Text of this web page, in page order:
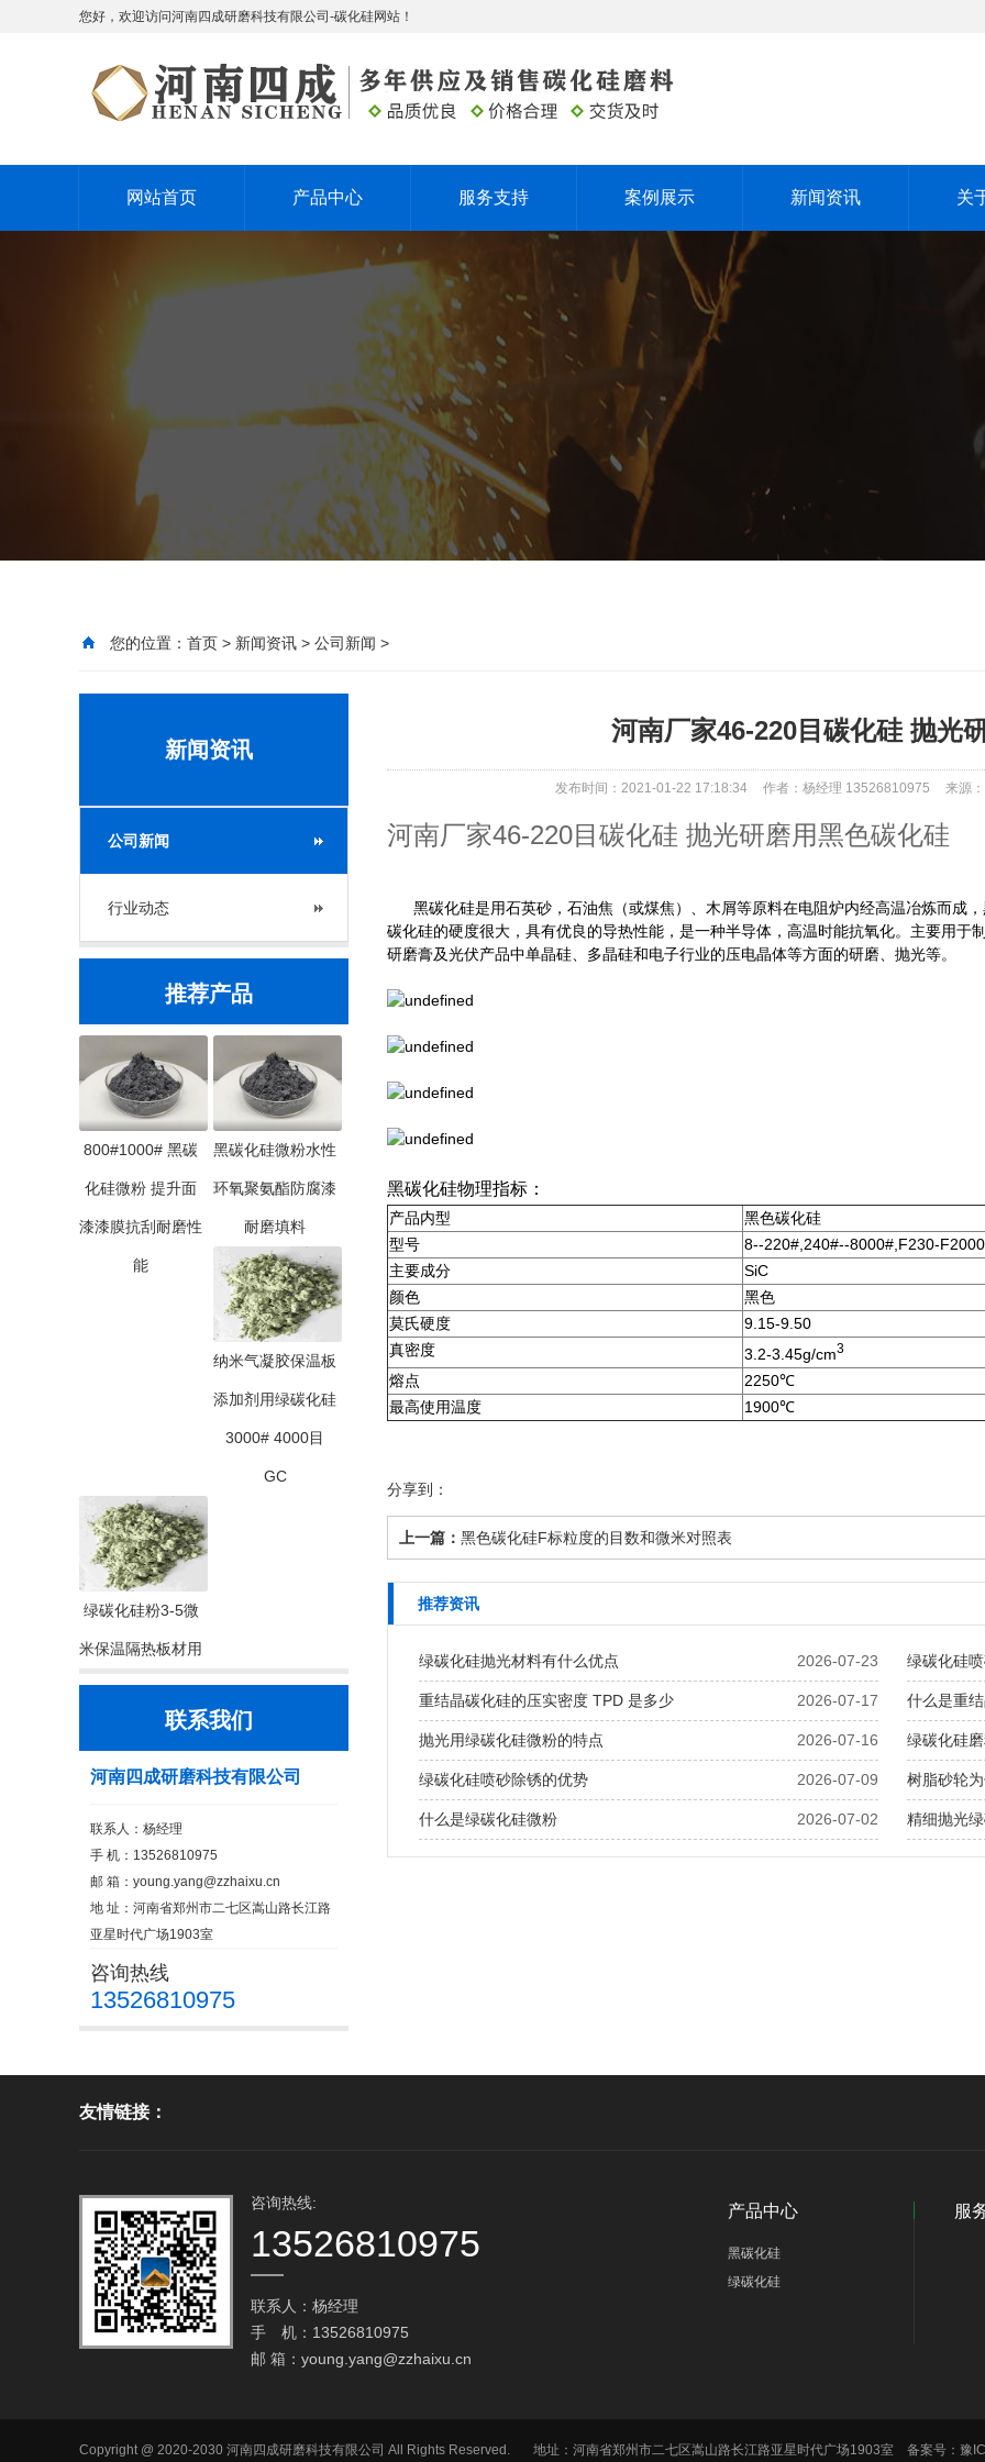
您好，欢迎访问河南四成研磨科技有限公司-碳化硅网站！
网站首页 产品中心 服务支持 案例展示 新闻资讯 关
您的位置： 首页 > 新闻资讯 > 公司新闻 >
新闻资讯
公司新闻
行业动态
推荐产品
800#1000# 黑碳
化硅微粉 提升面
漆漆膜抗刮耐磨性
能
黑碳化硅微粉水性
环氧聚氨酯防腐漆
耐磨填料
纳米气凝胶保温板
添加剂用绿碳化硅
3000# 4000目
GC
绿碳化硅粉3-5微
米保温隔热板材用
联系我们
河南四成研磨科技有限公司
联系人：杨经理
手 机：13526810975
邮 箱： young.yang@zzhaixu.cn
地 址：河南省郑州市二七区嵩山路长江路
亚星时代广场1903室
咨询热线
13526810975
河南厂家46-220目碳化硅 抛光
发布时间：2021-01-22 17:18:34 作者：杨经理 13526810975 来源
河南厂家46-220目碳化硅 抛光研磨用黑色碳化硅
黑碳化硅是用石英砂，石油焦（或煤焦）、木屑等原料在电阻炉内经高温冶炼而成
碳化硅的硬度很大，具有优良的导热性能，是一种半导体，高温时能抗氧化。主要用于
研磨膏及光伏产品中单晶硅、多晶硅和电子行业的压电晶体等方面的研磨、抛光等。
黑碳化硅物理指标：
产品内型
黑色碳化硅
型号
8--220#,240#--8000#,F230-
主要成分
SiC
颜色
黑色
莫氏硬度
9.15-9.50
真密度
3.2-3.45g/cm3
熔点
2250℃
最高使用温度
1900℃
分享到：
上一篇： 黑色碳化硅F标粒度的目数和微米对照表
推荐资讯
2026-07-23
绿碳化硅抛光材料有什么优点 绿碳化硅
2026-07-17
重结晶碳化硅的压实密度 TPD 是多少 什么是重
2026-07-16
抛光用绿碳化硅微粉的特点 绿碳化硅
2026-07-09
绿碳化硅喷砂除锈的优势 树脂砂轮
2026-07-02
什么是绿碳化硅微粉 精细抛光
友情链接：
咨询热线:
13526810975
联系人：杨经理
手 机：13526810975
邮 箱： young.yang@zzhaixu.cn
产品中心
黑碳化硅
绿碳化硅
服
Copyright @ 2020-2030 河南四成研磨科技有限公司 All Rights Reserved. 地址：河南省郑州市二七区嵩山路长江路亚星时代广场1903室 备案号： 豫